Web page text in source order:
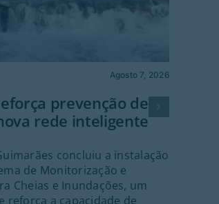
Agosto 7, 2026
prevenção de
rede inteligente
concluiu a instalação
de Monitorização e
Cheias e Inundações, um
reforça a capacidade de